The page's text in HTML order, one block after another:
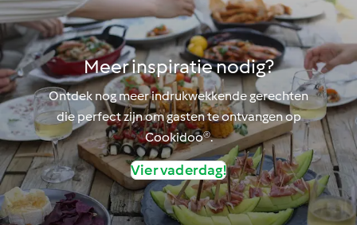
Meer inspiratie nodig?
Ontdek nog meer indrukwekkende gerechten
die perfect zijn om gasten te ontvangen op
Cookidoo®.
Vier vaderdag!